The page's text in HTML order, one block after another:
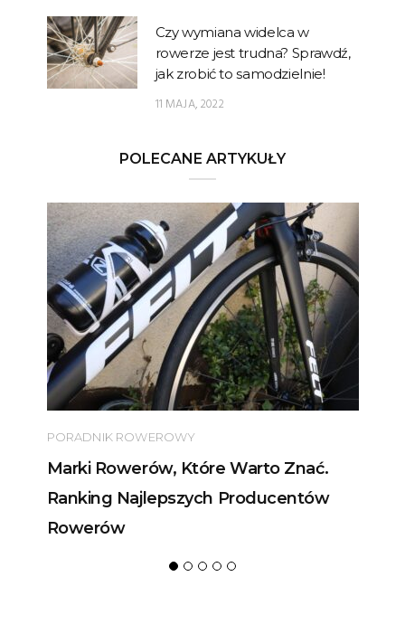
Czy wymiana widelca w
rowerze jest trudna? Sprawdź,
jak zrobić to samodzielnie!
11 MAJA, 2022
POLECANE ARTYKUŁY
PORADNIK ROWEROWY
Marki Rowerów, Które Warto Znać.
Ranking Najlepszych Producentów
Rowerów